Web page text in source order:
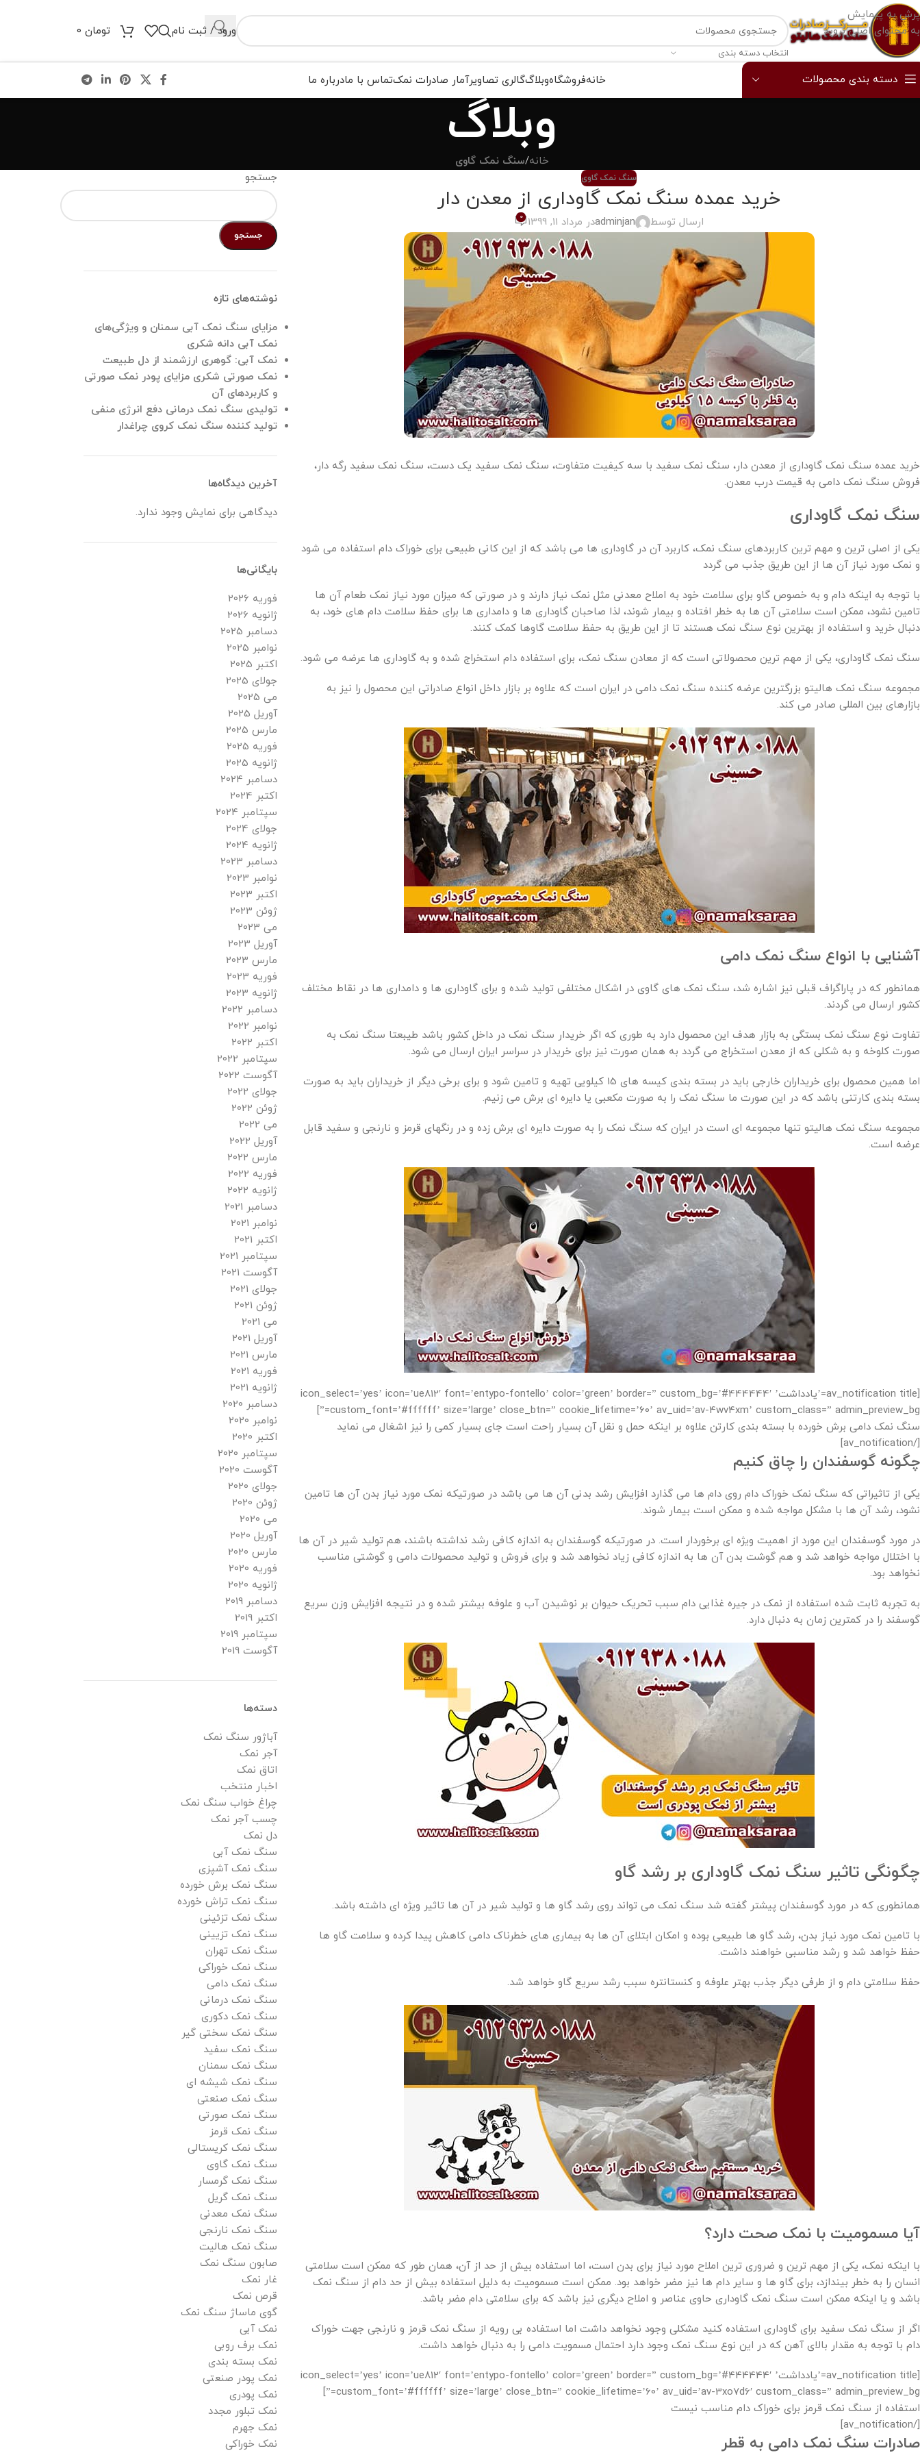
پرش به پیمایش
به محتوای اصلی بروید
انتخاب دسته بندی
ورود / ثبت نام تومان
دسته بندی محصولات خانهفروشگاهوبلاگگالری تصاویرآمار صادرات نمکتماس با مادرباره ما
وبلاگ
خانه/سنگ نمک گاوی
سنگ نمک گاوی
خرید عمده سنگ نمک گاوداری از معدن دار
ارسال توسط adminjanدر مرداد 11, 1399 0
خرید عمده سنگ نمک گاوداری از معدن دار، سنگ نمک سفید با سه کیفیت متفاوت، سنگ نمک سفید یک دست، سنگ نمک سفید رگه دار،
فروش سنگ نمک دامی به قیمت درب معدن.
سنگ نمک گاوداری
یکی از اصلی ترین و مهم ترین کاربردهای سنگ نمک، کاربرد آن در گاوداری ها می باشد که از این کانی طبیعی برای خوراک دام استفاده می شود
و نمک مورد نیاز آن ها از این طریق جذب می گردد
با توجه به اینکه دام و به خصوص گاو برای سلامت خود به املاح معدنی مثل نمک نیاز دارند و در صورتی که میزان مورد نیاز نمک طعام آن ها
تامین نشود، ممکن است سلامتی آن ها به خطر افتاده و بیمار شوند، لذا صاحبان گاوداری ها و دامداری ها برای حفظ سلامت دام های خود، به
دنبال خرید و استفاده از بهترین نوع سنگ نمک هستند تا از این طریق به حفظ سلامت گاوها کمک کنند.
سنگ نمک گاوداری، یکی از مهم ترین محصولاتی است که از معادن سنگ نمک، برای استفاده دام استخراج شده و به گاوداری ها عرضه می شود.
مجموعه سنگ نمک هالیتو بزرگترین عرضه کننده سنگ نمک دامی در ایران است که علاوه بر بازار داخل انواع صادراتی این محصول را نیز به
بازارهای بین المللی صادر می کند.
آشنایی با انواع سنگ نمک دامی
همانطور که در پاراگراف قبلی نیز اشاره شد، سنگ نمک های گاوی در اشکال مختلفی تولید شده و برای گاوداری ها و دامداری ها در نقاط مختلف
کشور ارسال می گردند.
تفاوت نوع سنگ نمک بستگی به بازار هدف این محصول دارد به طوری که اگر خریدار سنگ نمک در داخل کشور باشد طیبعتا سنگ نمک به
صورت کلوخه و به شکلی که از معدن استخراج می گردد به همان صورت نیز برای خریدار در سراسر ایران ارسال می شود.
اما همین محصول برای خریداران خارجی باید در بسته بندی کیسه های 15 کیلویی تهیه و تامین شود و برای برخی دیگر از خریداران باید به صورت
بسته بندی کارتنی باشد که در این صورت ما سنگ نمک را به صورت مکعبی یا دایره ای برش می زنیم.
مجموعه سنگ نمک هالیتو تنها مجموعه ای است در ایران که سنگ نمک را به صورت دایره ای برش زده و در رنگهای قرمز و نارنجی و سفید قابل
عرضه است.
[av_notification title=’یادداشت’ icon_select=’yes’ icon=’ue812′ font=’entypo-fontello’ color=’green’ border=” custom_bg=’#444444′
custom_font=’#ffffff’ size=’large’ close_btn=” cookie_lifetime=’60’ av_uid=’av-4wv4xm’ custom_class=” admin_preview_bg=”]
سنگ نمک دامی برش خورده با بسته بندی کارتن علاوه بر اینکه حمل و نقل آن بسیار راحت است جای بسیار کمی را نیز اشغال می نماید
[/av_notification]
چگونه گوسفندان را چاق کنیم
یکی از تاثیراتی که سنگ نمک خوراک دام روی دام ها می گذارد افزایش رشد بدنی آن ها می باشد در صورتیکه نمک مورد نیاز بدن آن ها تامین
نشود، رشد آن ها با مشکل مواجه شده و ممکن است بیمار شوند.
در مورد گوسفندان این مورد از اهمیت ویژه ای برخوردار است. در صورتیکه گوسفندان به اندازه کافی رشد نداشته باشند، هم تولید شیر در آن ها
با اختلال مواجه خواهد شد و هم گوشت بدن آن ها به اندازه کافی زیاد نخواهد شد و برای فروش و تولید محصولات دامی و گوشتی مناسب
نخواهد بود.
به تجربه ثابت شده استفاده از نمک در جیره غذایی دام سبب تحریک حیوان بر نوشیدن آب و علوفه بیشتر شده و در نتیجه افزایش وزن سریع
گوسفند را در کمترین زمان به دنبال دارد.
چگونگی تاثیر سنگ نمک گاوداری بر رشد گاو
همانطوری که در مورد گوسفندان پیشتر گفته شد سنگ نمک می تواند روی رشد گاو ها و تولید شیر در آن ها تاثیر ویژه ای داشته باشد.
با تامین نمک مورد نیاز بدن، رشد گاو ها طبیعی بوده و امکان ابتلای آن ها به بیماری های خطرناک دامی کاهش پیدا کرده و سلامت گاو ها
حفظ خواهد شد و رشد مناسبی خواهند داشت.
حفظ سلامتی دام و از طرفی دیگر جذب بهتر علوفه و کنستانتره سبب رشد سریع گاو خواهد شد.
آیا مسمومیت با نمک صحت دارد؟
با اینکه نمک، یکی از مهم ترین و ضروری ترین املاح مورد نیاز برای بدن است، اما استفاده بیش از حد از آن، همان طور که ممکن است سلامتی
انسان را به خطر بیندازد، برای گاو ها و سایر دام ها نیز مضر خواهد بود. ممکن است مسمومیت به دلیل استفاده بیش از حد دام از سنگ نمک
باشد و یا اینکه ممکن است سنگ نمک گاوداری حاوی عناصر و املاح دیگری نیز باشد که برای سلامتی دام مضر باشد.
اگر از سنگ نمک سفید برای گاوداری استفاده کنید مشکلی وجود نخواهد داشت اما استفاده بی رویه از سنگ نمک قرمز و نارنجی جهت خوراک
دام با توجه به مقدار بالای آهن که در این نوع سنگ نمک وجود دارد احتمال مسمویت دامی را به دنبال خواهد داشت.
[av_notification title=’یادداشت’ icon_select=’yes’ icon=’ue812′ font=’entypo-fontello’ color=’green’ border=” custom_bg=’#444444′
custom_font=’#ffffff’ size=’large’ close_btn=” cookie_lifetime=’60’ av_uid=’av-3xo7d6′ custom_class=” admin_preview_bg=”]
استفاده از سنگ نمک قرمز برای خوراک دام مناسب نیست
[/av_notification]
صادرات سنگ نمک دامی به قطر
جستجو
جستجو
نوشته‌های تازه
مزایای سنگ نمک آبی سمنان و ویژگی‌های
نمک آبی دانه شکری
نمک آبی: گوهری ارزشمند از دل طبیعت
نمک صورتی شکری مزایای پودر نمک صورتی
و کاربردهای آن
تولیدی سنگ نمک درمانی دفع انرژی منفی
تولید کننده سنگ نمک کروی چراغدار
آخرین دیدگاه‌ها
دیدگاهی برای نمایش وجود ندارد.
بایگانی‌ها
فوریه 2026
ژانویه 2026
دسامبر 2025
نوامبر 2025
اکتبر 2025
جولای 2025
می 2025
آوریل 2025
مارس 2025
فوریه 2025
ژانویه 2025
دسامبر 2024
اکتبر 2024
سپتامبر 2024
جولای 2024
ژانویه 2024
دسامبر 2023
نوامبر 2023
اکتبر 2023
ژوئن 2023
می 2023
آوریل 2023
مارس 2023
فوریه 2023
ژانویه 2023
دسامبر 2022
نوامبر 2022
اکتبر 2022
سپتامبر 2022
آگوست 2022
جولای 2022
ژوئن 2022
می 2022
آوریل 2022
مارس 2022
فوریه 2022
ژانویه 2022
دسامبر 2021
نوامبر 2021
اکتبر 2021
سپتامبر 2021
آگوست 2021
جولای 2021
ژوئن 2021
می 2021
آوریل 2021
مارس 2021
فوریه 2021
ژانویه 2021
دسامبر 2020
نوامبر 2020
اکتبر 2020
سپتامبر 2020
آگوست 2020
جولای 2020
ژوئن 2020
می 2020
آوریل 2020
مارس 2020
فوریه 2020
ژانویه 2020
دسامبر 2019
اکتبر 2019
سپتامبر 2019
آگوست 2019
دسته‌ها
آباژور سنگ نمک
آجر نمک
اتاق نمک
اخبار منتخب
چراغ خواب سنگ نمک
چسب آجر نمک
دل نمک
سنگ نمک آبی
سنگ نمک آشپزی
سنگ نمک برش خورده
سنگ نمک تراش خورده
سنگ نمک تزئینی
سنگ نمک تزیینی
سنگ نمک تهران
سنگ نمک خوراکی
سنگ نمک دامی
سنگ نمک درمانی
سنگ نمک دکوری
سنگ نمک سختی گیر
سنگ نمک سفید
سنگ نمک سمنان
سنگ نمک شیشه ای
سنگ نمک صنعتی
سنگ نمک صورتی
سنگ نمک قرمز
سنگ نمک کریستالی
سنگ نمک گاوی
سنگ نمک گرمسار
سنگ نمک گریل
سنگ نمک معدنی
سنگ نمک نارنجی
سنگ نمک هالیت
صابون سنگ نمک
غار نمک
قرص نمک
گوی ماساژ سنگ نمک
نمک آبی
نمک برف روبی
نمک بسته بندی
نمک پودر صنعتی
نمک پودری
نمک تبلور مجدد
نمک جهرم
نمک خوراکی